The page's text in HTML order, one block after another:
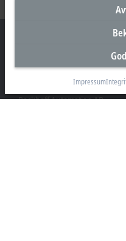
Huvudkontor Sverige
Beckhoff Automation AB
Impressum